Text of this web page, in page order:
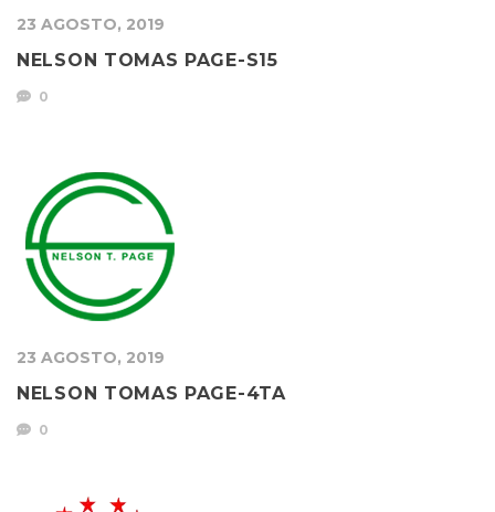
23 AGOSTO, 2019
NELSON TOMAS PAGE-S15
0
23 AGOSTO, 2019
NELSON TOMAS PAGE-4TA
0